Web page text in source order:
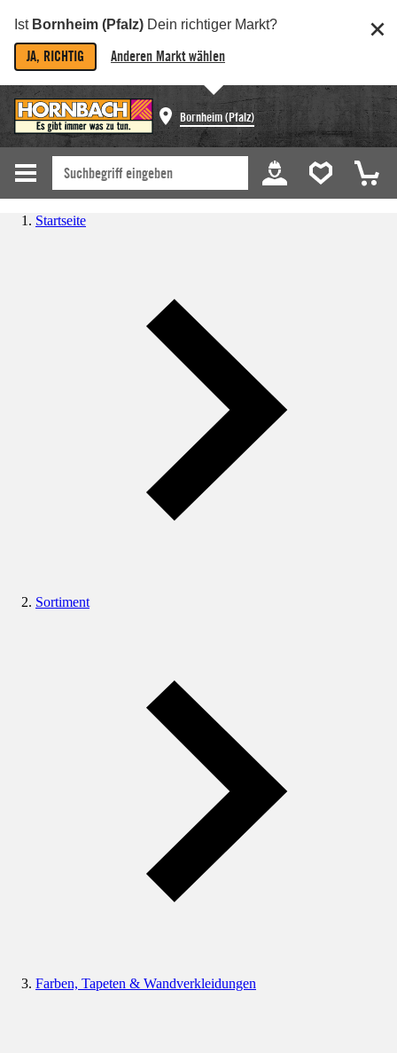
Ist Bornheim (Pfalz) Dein richtiger Markt?
JA, RICHTIG Anderen Markt wählen
Bornheim (Pfalz)
Startseite
Sortiment
Farben, Tapeten & Wandverkleidungen